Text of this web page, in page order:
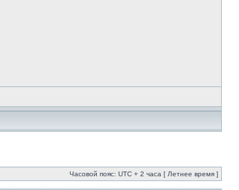
Часовой пояс: UTC + 2 часа [ Летнее время ]